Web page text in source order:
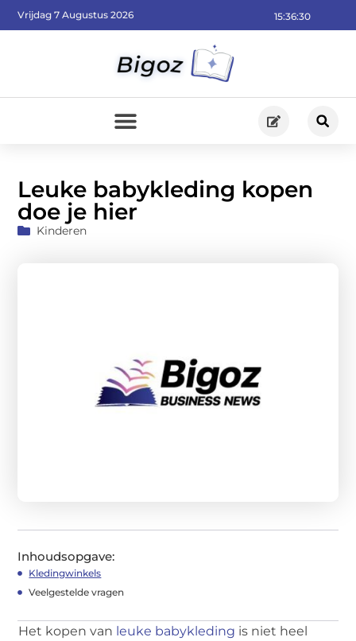
15:36:31
Vrijdag 7 Augustus 2026
Leuke babykleding kopen
doe je hier
Kinderen
Inhoudsopgave:
Kledingwinkels
Veelgestelde vragen
Het kopen van leuke babykleding is niet heel